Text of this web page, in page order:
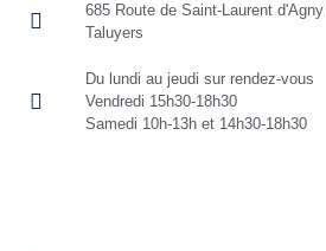
685 Route de Saint-Laurent
Taluyers
Du lundi au jeudi sur rendez-vous
Vendredi 15h30-18h30
Samedi 10h-13h et 14h30-18h30